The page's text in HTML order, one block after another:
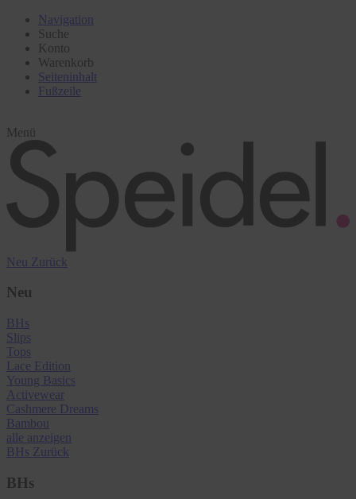
Navigation
Suche
Konto
Warenkorb
Seiteninhalt
Fußzeile
Menü
Neu Zurück
Neu
BHs
Slips
Tops
Lace Edition
Young Basics
Activewear
Cashmere Dreams
Bambou
alle anzeigen
BHs Zurück
BHs